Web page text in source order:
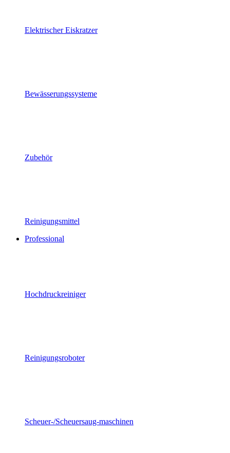
Elektrischer Eiskratzer
Bewässerungssysteme
Zubehör
Reinigungsmittel
Professional
Hochdruckreiniger
Reinigungsroboter
Scheuer-/Scheuersaug-maschinen